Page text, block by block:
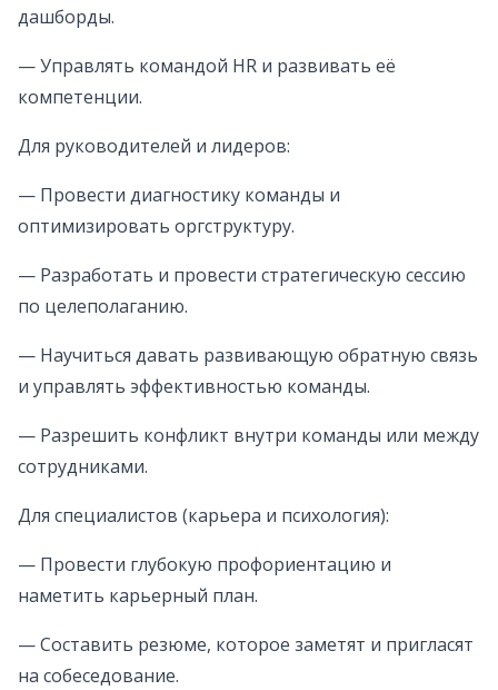
дашборды.
— Управлять командой HR и развивать её
компетенции.
Для руководителей и лидеров:
— Провести диагностику команды и
оптимизировать оргструктуру.
— Разработать и провести стратегическую сессию
по целеполаганию.
— Научиться давать развивающую обратную связь
и управлять эффективностью команды.
— Разрешить конфликт внутри команды или между
сотрудниками.
Для специалистов (карьера и психология):
— Провести глубокую профориентацию и
наметить карьерный план.
— Составить резюме, которое заметят и пригласят
на собеседование.